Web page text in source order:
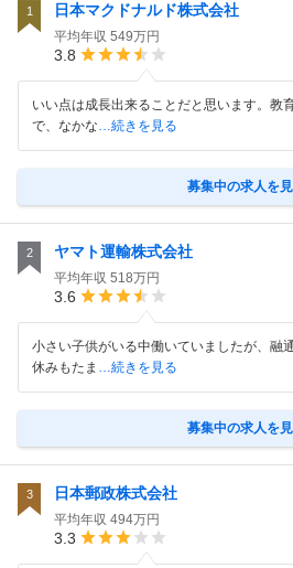
1 日本マクドナルド株式会社
平均年収 549万円
3.8
いい点は成長出来ることだと思います。教
で、なかな…続きを見る
募集中の求人を
2 ヤマト運輸株式会社
平均年収 518万円
3.6
小さい子供がいる中働いていましたが、融
休みもたま …続きを見る
募集中の求人を
3 日本郵政株式会社
平均年収 494万円
3.3